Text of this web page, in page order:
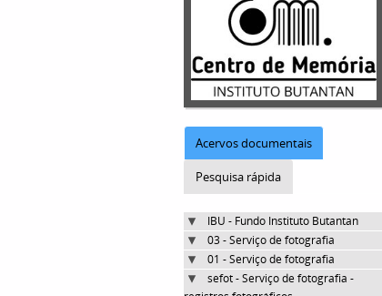
Acervos documentais
Pesquisa rápida
IBU - Fundo Instituto Butantan
03 - Serviço de fotografia
01 - Serviço de fotografia
sefot - Serviço de fotografia -